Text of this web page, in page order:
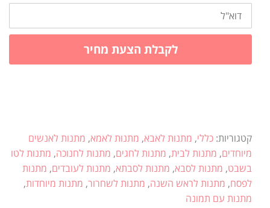
דוא"ל
לקבלת הצעת מחיר
קטגוריות: כללי, מתנות לאבא, מתנות לאמא, מתנות לאנשים
מיוחדים, מתנות לבית, מתנות לחגים, מתנות לחנוכה, מתנות לטו
בשבט, מתנות לסבא, מתנות לסבתא, מתנות לעובדים, מתנות
לפסח, מתנות לראש השנה, מתנות לשחרור, מתנות מיוחדות,
מתנות עם תמונה